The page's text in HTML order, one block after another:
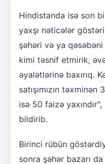
Hindistanda isə son
yaxşı nəticələr
şəhəri və ya
kimi təsnif etmirik,
əyalətlərinə baxırıq.
satışımızın
isə 50 faizə
bildirib.
Birinci rübün
sonra şəhər bazarı